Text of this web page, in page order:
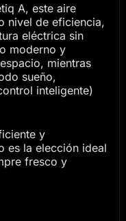
A, este aire
nivel de eficiencia,
eléctrica sin
moderno y
mientras
sueño,
inteligente)
y
es la elección ideal
fresco y